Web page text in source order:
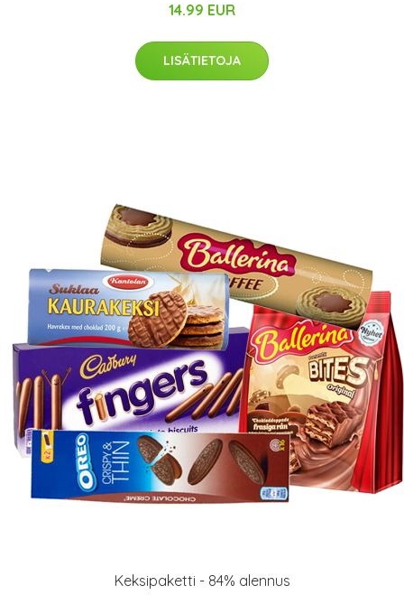
14.99 EUR
LISÄTIETOJA
Keksipaketti - 84% alennus